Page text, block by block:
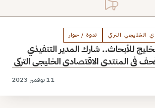
الخليجي التركي ندوة / حوار
للأبحاث.. شارك المدير التنفيذي
في المنتدى الاقتصادي الخليجي التركي
11 نوفمبر 2023